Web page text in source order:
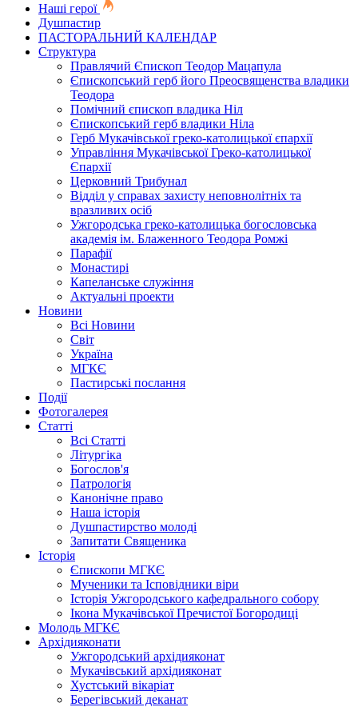
Наші герої
Душпастир
ПАСТОРАЛЬНИЙ КАЛЕНДАР
Структура
Правлячий Єпископ Теодор Мацапула
Єпископський герб його Преосвященства владики
Теодора
Помічний єпископ владика Ніл
Єпископський герб владики Ніла
Герб Мукачівської греко-католицької єпархії
Управління Мукачівської Греко-католицької
Єпархії
Церковний Трибунал
Відділ у справах захисту неповнолітніх та
вразливих осіб
Ужгородська греко-католицька богословська
академія ім. Блаженного Теодора Ромжі
Парафії
Монастирі
Капеланське служіння
Актуальні проекти
Новини
Всі Новини
Світ
Україна
МГКЄ
Пастирські послання
Події
Фотогалерея
Статті
Всі Статті
Літургіка
Богослов'я
Патрологія
Канонічне право
Наша історія
Душпастирство молоді
Запитати Священика
Історія
Єпископи МГКЄ
Мученики та Ісповідники віри
Історія Ужгородського кафедрального собору
Ікона Мукачівської Пречистої Богородиці
Молодь МГКЄ
Архідияконати
Ужгородський архідияконат
Мукачівський архідияконат
Хустський вікаріат
Берегівський деканат